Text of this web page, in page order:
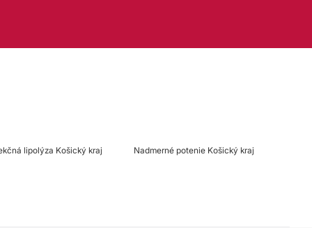
lipolýza Košický kraj Nadmerné potenie Košický kraj